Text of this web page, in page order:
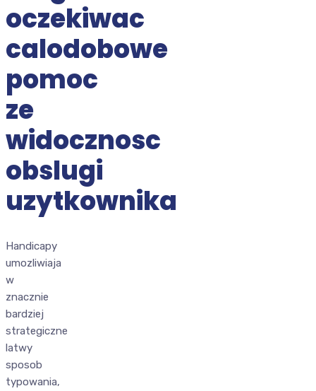
oczekiwac
calodobowe
pomoc
ze
widocznosc
obslugi
uzytkownika
Handicapy
umozliwiaja
w
znacznie
bardziej
strategiczne
latwy
sposob
typowania,